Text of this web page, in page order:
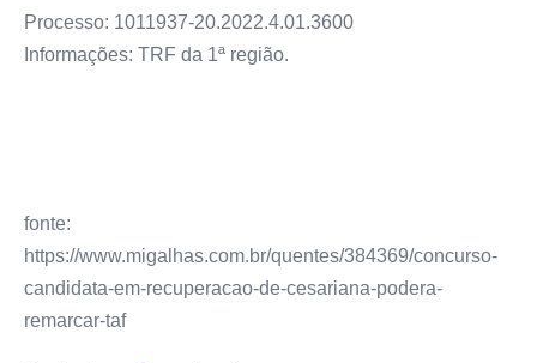
Processo: 1011937-20.2022.4.01.3600
Informações: TRF da 1ª região.
fonte:
https://www.migalhas.com.br/quentes/384369/concurso-
candidata-em-recuperacao-de-cesariana-podera-
remarcar-taf